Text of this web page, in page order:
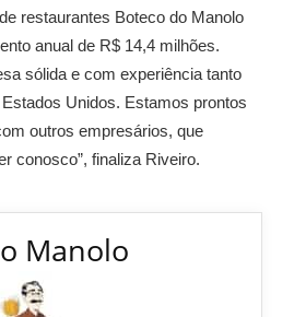
restaurantes Boteco do Manolo
anual de R$ 14,4 milhões.
sólida e com experiência tanto
Unidos. Estamos prontos
outros empresários, que
conosco”, finaliza Riveiro.
Manolo